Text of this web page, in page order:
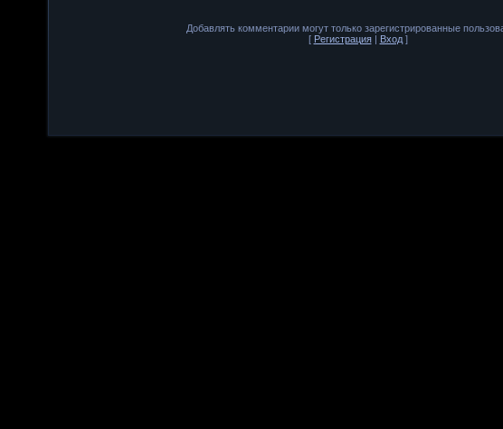
Добавлять комментарии могут только зарегистрированные
[ Регистрация| Вход]